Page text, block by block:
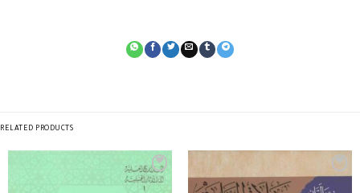
RELATED PRODUCTS